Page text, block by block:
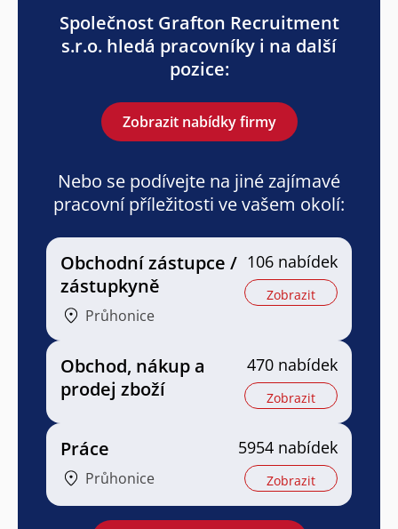
Společnost Grafton Recruitment
s.r.o. hledá pracovníky i na další
pozice:
Zobrazit nabídky firmy
Nebo se podívejte na jiné zajímavé
pracovní příležitosti ve vašem okolí:
Obchodní zástupce /
zástupkyně
Průhonice
106 nabídek
Zobrazit
Obchod, nákup a
prodej zboží
470 nabídek
Zobrazit
Práce
Průhonice
5954 nabídek
Zobrazit